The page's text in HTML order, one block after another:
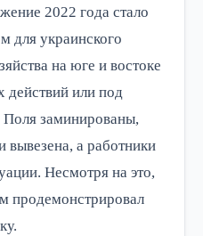
2022 года стало
для украинского
на юге и востоке
действий или под
заминированы,
вывезена, а работники
Несмотря на это,
продемонстрировал